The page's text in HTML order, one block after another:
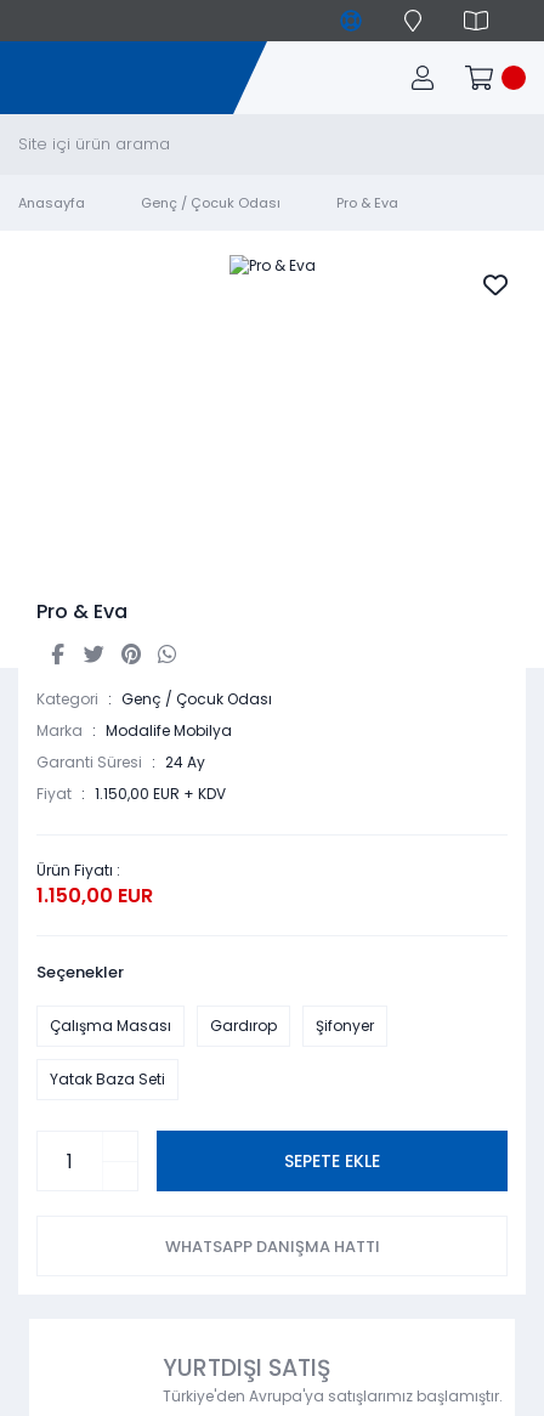
Anasayfa Genç / Çocuk Odası Pro & Eva
Pro & Eva
Kategori
Genç / Çocuk Odası
Marka
Modalife Mobilya
Garanti Süresi
24 Ay
Fiyat
1.150,00 EUR + KDV
Ürün Fiyatı :
1.150,00 EUR
Seçenekler
Çalışma Masası Gardırop Şifonyer
Yatak Baza Seti
SEPETE EKLE
WHATSAPP DANIŞMA HATTI
YURTDIŞI SATIŞ
Türkiye'den Avrupa'ya satışlarımız başlamıştır.